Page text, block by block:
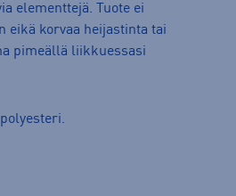
elementtejä. Tuote ei
eikä korvaa heijastinta tai
pimeällä liikkuessasi